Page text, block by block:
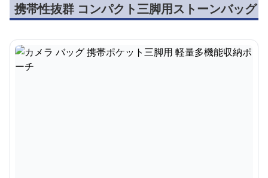
携帯性抜群 コンパクト三脚用ストーンバッグ